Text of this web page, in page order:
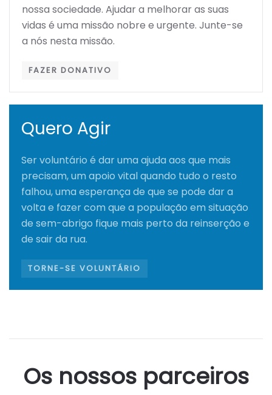
nossa sociedade. Ajudar a melhorar as suas
vidas é uma missão nobre e urgente. Junte-se
a nós nesta missão.
FAZER DONATIVO
Quero Agir
Ser voluntário é dar uma ajuda aos que mais
precisam, um apoio vital quando tudo o resto
falhou, uma esperança de que se pode dar a
volta e fazer com que a população em situação
de sem-abrigo fique mais perto da reinserção e
de sair da rua.
TORNE-SE VOLUNTÁRIO
Os nossos parceiros